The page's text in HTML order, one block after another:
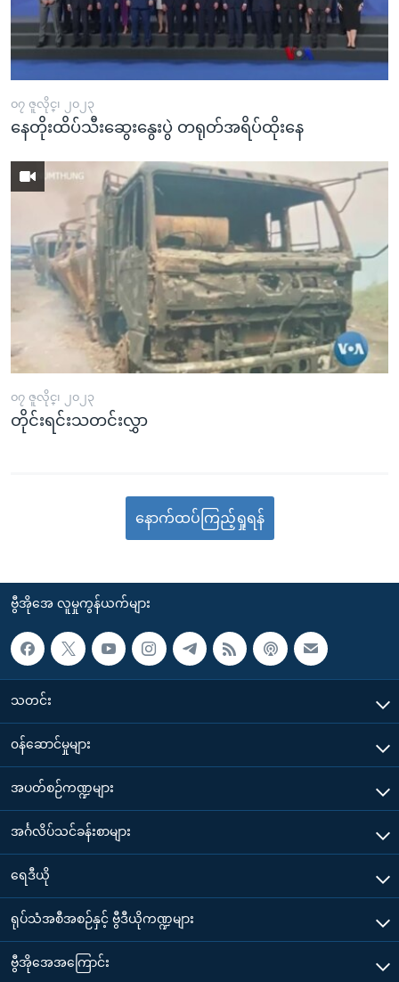
၀၇ ဇူလိုင္၊ ၂၀၂၃
နေတိုးထိပ်သီးဆွေးနွေးပွဲ တရုတ်အရိပ်ထိုးနေ
၀၇ ဇူလိုင္၊ ၂၀၂၃
တိုင်းရင်းသတင်းလွှာ
နောက်ထပ်ကြည့်ရှုရန်
ဗွီအိုအေ လူမှုကွန်ယက်များ
သတင်း
၀န်ဆောင်မှုများ
အပတ်စဉ်ကဏ္ဍများ
အင်္ဂလိပ်သင်ခန်းစာများ
ရေဒီယို
ရုပ်သံအစီအစဉ်နှင့် ဗွီဒီယိုကဏ္ဍများ
ဗွီအိုအေအကြောင်း